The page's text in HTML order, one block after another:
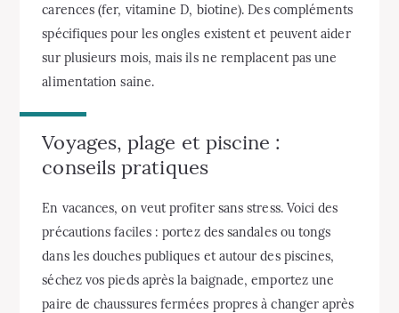
carences (fer, vitamine D, biotine). Des compléments
spécifiques pour les ongles existent et peuvent aider
sur plusieurs mois, mais ils ne remplacent pas une
alimentation saine.
Voyages, plage et piscine :
conseils pratiques
En vacances, on veut profiter sans stress. Voici des
précautions faciles : portez des sandales ou tongs
dans les douches publiques et autour des piscines,
séchez vos pieds après la baignade, emportez une
paire de chaussures fermées propres à changer après